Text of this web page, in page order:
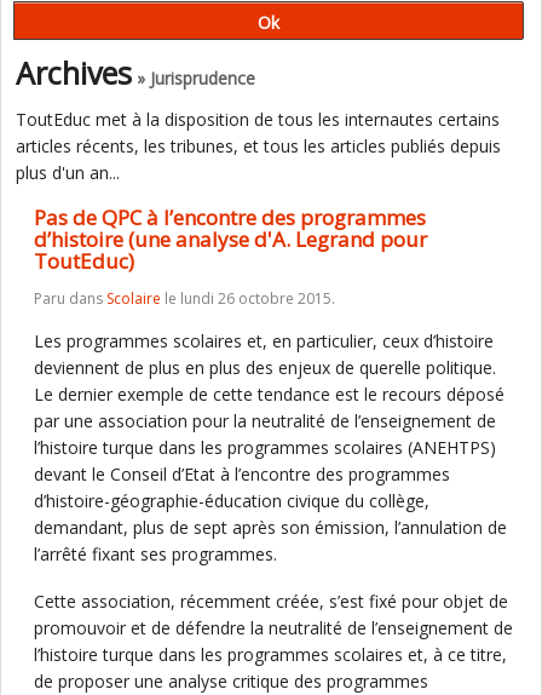
Archives » Jurisprudence
ToutEduc met à la disposition de tous les internautes certains
articles récents, les tribunes, et tous les articles publiés depuis
plus d'un an...
Pas de QPC à l’encontre des programmes
d’histoire (une analyse d'A. Legrand pour
ToutEduc)
Paru dans Scolaire le lundi 26 octobre 2015.
Les programmes scolaires et, en particulier, ceux d’histoire
deviennent de plus en plus des enjeux de querelle politique.
Le dernier exemple de cette tendance est le recours déposé
par une association pour la neutralité de l’enseignement de
l’histoire turque dans les programmes scolaires (ANEHTPS)
devant le Conseil d’Etat à l’encontre des programmes
d’histoire-géographie-éducation civique du collège,
demandant, plus de sept après son émission, l’annulation de
l’arrêté fixant ses programmes.
Cette association, récemment créée, s’est fixé pour objet de
promouvoir et de défendre la neutralité de l’enseignement de
l’histoire turque dans les programmes scolaires et, à ce titre,
de proposer une analyse critique des programmes